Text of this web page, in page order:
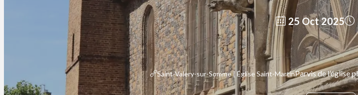
25 Oct 2025
Saint-Valery-sur-Somme | Église Saint-MartinParvis de l’église